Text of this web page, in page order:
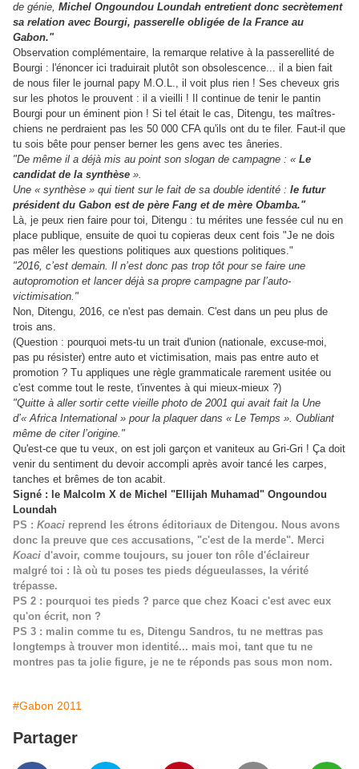
de génie, Michel Ongoundou Loundah entretient donc secrètement
sa relation avec Bourgi, passerelle obligée de la France au
Gabon."
Observation complémentaire, la remarque relative à la passerellité de
Bourgi : l'énoncer ici traduirait plutôt son obsolescence... il a bien fait
de nous filer le journal papy M.O.L., il voit plus rien ! Ses cheveux gris
sur les photos le prouvent : il a vieilli ! Il continue de tenir le pantin
Bourgi pour un éminent pion ! Si tel était le cas, Ditengu, tes maîtres-
chiens ne perdraient pas les 50 000 CFA qu'ils ont du te filer. Faut-il que
tu sois bête pour penser berner les gens avec tes âneries.
"De même il a déjà mis au point son slogan de campagne : « Le
candidat de la synthèse ».
Une « synthèse » qui tient sur le fait de sa double identité : le futur
président du Gabon est de père Fang et de mère Obamba."
Là, je peux rien faire pour toi, Ditengu : tu mérites une fessée cul nu en
place publique, ensuite de quoi tu copieras deux cent fois "Je ne dois
pas mêler les questions politiques aux questions politiques."
"2016, c’est demain. Il n’est donc pas trop tôt pour se faire une
autopromotion et lancer déjà sa propre campagne par l’auto-
victimisation."
Non, Ditengu, 2016, ce n'est pas demain. C'est dans un peu plus de
trois ans.
(Question : pourquoi mets-tu un trait d'union (nationale, excuse-moi,
pas pu résister) entre auto et victimisation, mais pas entre auto et
promotion ? Tu appliques une règle grammaticale rarement usitée ou
c'est comme tout le reste, t'inventes à qui mieux-mieux ?)
"Quitte à aller sortir cette vieille photo de 2001 qui avait fait la Une
d’« Africa International » pour la plaquer dans « Le Temps ». Oubliant
même de citer l’origine."
Qu'est-ce que tu veux, on est joli garçon et vaniteux au Gri-Gri ! Ça doit
venir du sentiment du devoir accompli après avoir tancé les carpes,
tanches et brêmes de ton acabit.
Signé : le Malcolm X de Michel "Ellijah Muhamad" Ongoundou
Loundah
PS : Koaci reprend les étrons éditoriaux de Ditengou. Nous avons
donc la preuve que ces accusations, "c'est de la merde". Merci
Koaci d'avoir, comme toujours, su jouer ton rôle d'éclaireur
malgré toi : là où tu poses tes pieds dégueulasses, la vérité
trépasse.
PS 2 : pourquoi tes pieds ? parce que chez Koaci c'est avec eux
qu'on écrit, non ?
PS 3 : malin comme tu es, Ditengu Sandros, tu ne mettras pas
longtemps à trouver mon identité... mais moi, tant que tu ne
montres pas ta jolie figure, je ne te réponds pas sous mon nom.
#Gabon 2011
Partager